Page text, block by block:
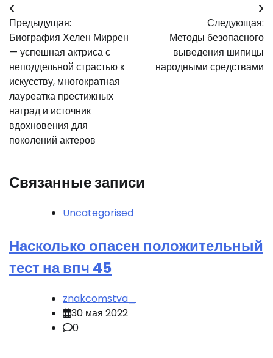
Навигация
по
записям
Предыдущая:
Биография Хелен Миррен
— успешная актриса с
неподдельной страстью к
искусству, многократная
лауреатка престижных
наград и источник
вдохновения для
поколений актеров
Следующая:
Методы безопасного
выведения шипицы
народными средствами
Связанные записи
Uncategorised
Насколько опасен положительный
тест на впч 45
znakcomstva_
30 мая 2022
0